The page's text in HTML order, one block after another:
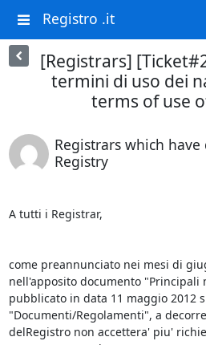
Registro .it
[Registrars]
termini di uso dei
terms of use
Registrars which
Registry
A tutti i Registrar,
come preannunciato nei mesi di
nell'apposito documento "Principali
pubblicato in data 11 maggio 2012
"Documenti/Regolamenti", a
delRegistro non accettera' piu'